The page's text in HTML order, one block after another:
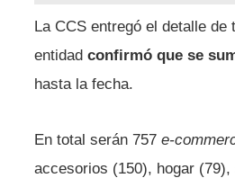
La CCS entregó el detalle
entidad confirmó que se
hasta la fecha.
En total serán 757 e-
accesorios (150), hogar